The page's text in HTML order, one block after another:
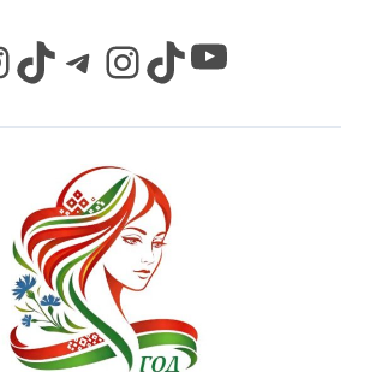
TikTok Telegram InstagramTikTok YouTube